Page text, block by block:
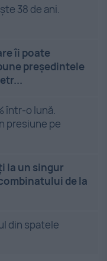
38 de ani.
îi poate
președintele
într-o lună.
presiune pe
la un singur
de la
din spatele